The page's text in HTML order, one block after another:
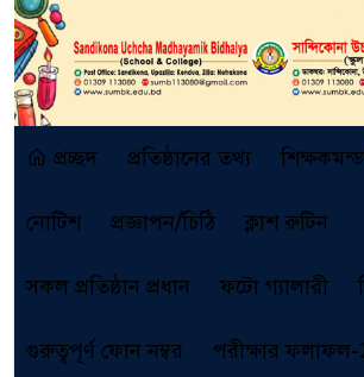
প্রচ্ছদ প্রতিষ্ঠানের তথ্য
নোটিশ প্রজ্ঞাপন/চিঠি ক্লাশ রুটিন
সকল প্রতিষ্ঠান প্রধান ফটো গ্যালারী
গুরুত্বপূর্ণ ফোন নম্বর পরীক্ষার